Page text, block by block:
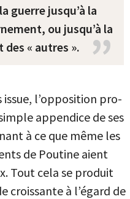
guerre jusqu’à la
ou jusqu’à la
« autres ».
l’opposition pro-
appendice de ses
à ce que même les
de Poutine aient
Tout cela se produit
croissante à l’égard de